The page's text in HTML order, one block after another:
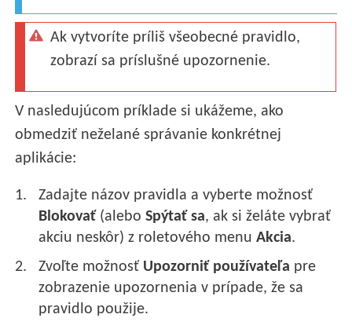
Ak vytvoríte príliš všeobecné pravidlo,
zobrazí sa príslušné upozornenie.
V nasledujúcom príklade si ukážeme, ako
obmedziť neželané správanie konkrétnej
aplikácie:
Zadajte názov pravidla a vyberte možnosť
Blokovať (aleboSpýtať sa, ak si želáte vybrať
akciu neskôr) z roletového menuAkcia.
Zvoľte možnosť Upozorniť používateľa pre
zobrazenie upozornenia v prípade, že sa
pravidlo použije.